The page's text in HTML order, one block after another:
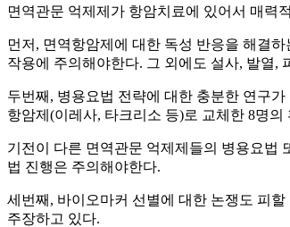
면역관문 억제제가 항암치료에 있어서 매력
먼저, 면역항암제에 대한 독성 반응을 해결
작용에 주의해야한다. 그 외에도 설사, 발열,
두번째, 병용요법 전략에 대한 충분한 연구
항암제(이레사, 타크리소 등)로 교체한 8명
기전이 다른 면역관문 억제제들의 병용요법
법 진행은 주의해야한다.
세번째, 바이오마커 선별에 대한 논쟁도 피
주장하고 있다.